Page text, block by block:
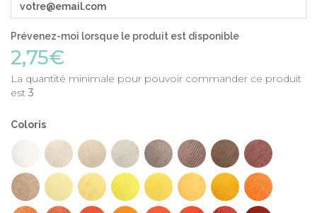
Prévenez-moi lorsque le produit est disponible
2,75€
La quantité minimale pour pouvoir commander ce produit
est 3
Coloris